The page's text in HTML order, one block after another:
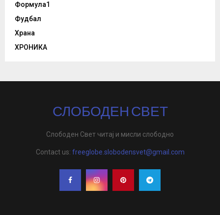
Формула1
Фудбал
Храна
ХРОНИКА
СЛОБОДЕН СВЕТ
Слободен Свет читај и мисли слободно
Contact us: freeglobe.slobodensvet@gmail.com